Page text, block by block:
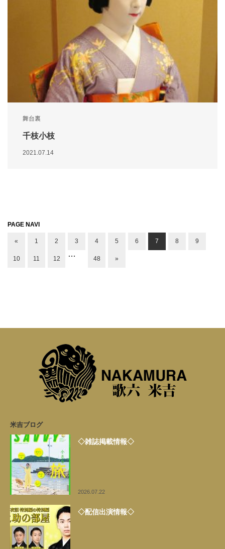
舞台裏
千枝小枝
2021.07.14
PAGE NAVI
« 1 2 3 4 5 6 7 8 9
10 11 12
…
48 »
米吉ブログ
◇雑誌掲載情報◇
2026.07.22
◇配信出演情報◇